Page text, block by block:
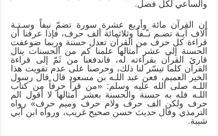
والساعي لكل فضل.
إن القرآن مائة وأربع عشرة سورة تضمّ نيفاً وسـتـة
آلاف آيـة تضـم نـّـفاً وثلاثمائة ألف حرف، فإذا عرفنا أن
قراءة كل حرف من القرآن تعدل حسنة وربما ضوعفت
الحسنة إلى عشر أمثالها علمنا كم من الحسنات ينال
قارئ القرآن بقراءته له، فاندفعنا من ثَمّ إلى قراءة
القرآن كلما تيسّر لنا ذلك، وحرصنا على عدم تفويت هذا
الخير العميم، فعن عبد اللـه بن مسعود قال قال رسول
اللـه صلى الله عليه وسلم: «من قرأ حرفاً من كتاب
اللـه فله به حسنة والحسنة بعشر أمثالها لا أقول الم
حرف ولكن الف حرف ولام حرف وميم حرف» رواه
الترمذي وقال حديث حسن صحيح غريب، ورواه ابن أبي
شيبة.